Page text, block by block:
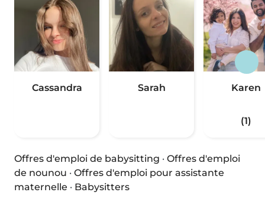
Cassandra Sarah Karen
(1)
Offres d'emploi de babysitting · Offres d'emploi
de nounou · Offres d'emploi pour assistante
maternelle · Babysitters